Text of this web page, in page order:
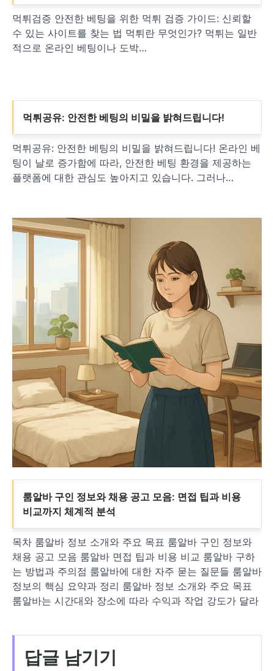
먹튀검증 안전한 베팅을 위한 먹튀 검증 가이드: 신뢰할
수 있는 사이트를 찾는 법 먹튀란 무엇인가? 먹튀는 일반
적으로 온라인 베팅이나 도박…
먹튀공유: 안전한 베팅의 비밀을 밝혀드립니다!
먹튀공유: 안전한 베팅의 비밀을 밝혀드립니다! 온라인 베
팅이 날로 증가함에 따라, 안전한 베팅 환경을 제공하는
플랫폼에 대한 관심도 높아지고 있습니다. 그러나…
룸알바 구인 정보와 채용 공고 모음: 면접 팁과 비용
비교까지 체계적 분석
목차 룸알바 정보 소개와 주요 목표 룸알바 구인 정보와
채용 공고 모음 룸알바 면접 팁과 비용 비교 룸알바 구하
는 방법과 주의점 룸알바에 대한 자주 묻는 질문들 룸알바
정보의 핵심 요약과 정리 룸알바 정보 소개와 주요 목표
룸알바는 시간대와 장소에 따라 수익과 작업 강도가 달라
답글 남기기